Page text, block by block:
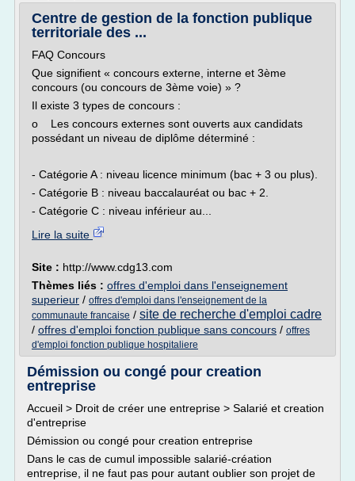
Centre de gestion de la fonction publique
territoriale des ...
FAQ Concours
Que signifient « concours externe, interne et 3ème
concours (ou concours de 3ème voie) » ?
Il existe 3 types de concours :
o Les concours externes sont ouverts aux candidats
possédant un niveau de diplôme déterminé :
- Catégorie A : niveau licence minimum (bac + 3 ou plus).
- Catégorie B : niveau baccalauréat ou bac + 2.
- Catégorie C : niveau inférieur au...
Lire la suite
Site : http://www.cdg13.com
Thèmes liés : offres d'emploi dans l'enseignement
superieur / offres d'emploi dans l'enseignement de la
communaute francaise / site de recherche d'emploi cadre
/ offres d'emploi fonction publique sans concours / offres
d'emploi fonction publique hospitaliere
Démission ou congé pour creation
entreprise
Accueil > Droit de créer une entreprise > Salarié et creation
d'entreprise
Démission ou congé pour creation entreprise
Dans le cas de cumul impossible salarié-création
entreprise, il ne faut pas pour autant oublier son projet de